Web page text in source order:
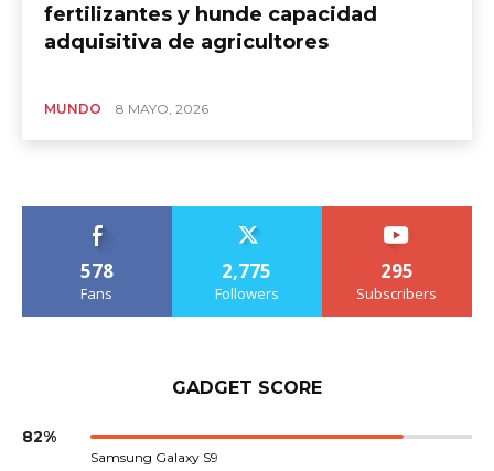
fertilizantes y hunde capacidad
adquisitiva de agricultores
MUNDO 8 MAYO, 2026
578
Fans
2,775
Followers
295
Subscribers
GADGET SCORE
82%
Samsung Galaxy S9